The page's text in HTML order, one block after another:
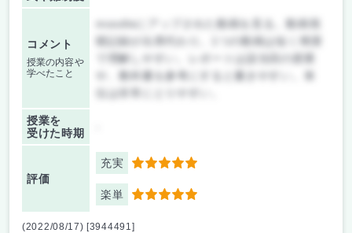
コメント
授業の内容や
学べたこと
moodleにアップされた動画を見る。動画視
聴記録が出席代わり。1つの動画は短く簡潔
で理解しやすい。レポートは該当回の授業
や、教科書を参考にすると書きやすい。単
授業を
受けた時期
評価
充実 5
楽単 5
(2022/08/17) [3944491]